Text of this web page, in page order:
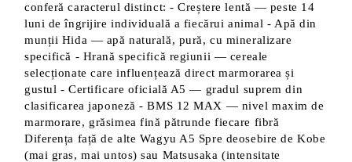
conferă caracterul distinct: - Creștere lentă — peste 14
luni de îngrijire individuală a fiecărui animal - Apă din
munții Hida — apă naturală, pură, cu mineralizare
specifică - Hrană specifică regiunii — cereale
selecționate care influențează direct marmorarea și
gustul - Certificare oficială A5 — gradul suprem din
clasificarea japoneză - BMS 12 MAX — nivel maxim de
marmorare, grăsimea fină pătrunde fiecare fibră
Diferența față de alte Wagyu A5 Spre deosebire de Kobe
(mai gras, mai untos) sau Matsusaka (intensitate